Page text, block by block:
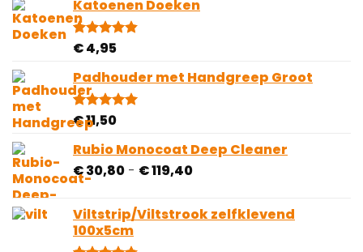
gebaseerd
op
Katoenen Doeken
Gewaardeerd
gebaseerd
op
10
klantbeoordelingen
€4,95
Padhouder met Handgreep Groot
Gewaardeerd
5.00
gebaseerd
op
1
klantbeoordeling
€11,50
Rubio Monocoat Deep Cleaner
€30,80 - €119,40Prijsklasse:
€ 119,40
Viltstrip/Viltstrook zelfklevend
100x5cm